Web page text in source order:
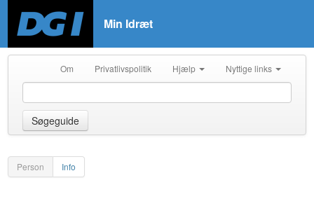
Min Idræt
Om Privatlivspolitik Hjælp Nyttige links
Søgeguide
Person Info